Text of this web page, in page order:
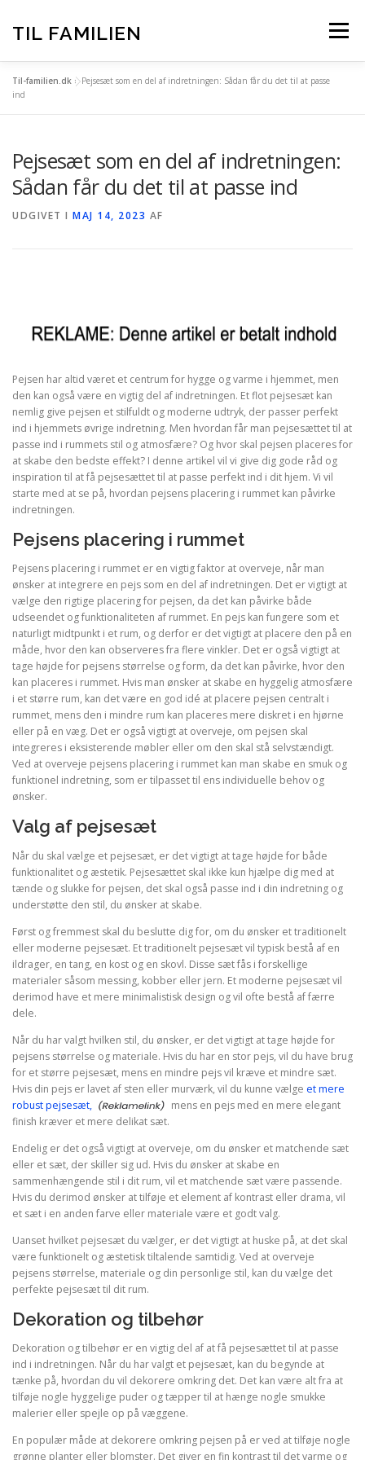
indhold
TIL FAMILIEN Menu
TIL-FAMILIEN.DK – BAG OM
Til-familien.dk »Pejsesæt som en del af indretningen: Sådan får du det til at passe
ind
Pejsesæt som en del af indretningen:
Sådan får du det til at passe ind
UDGIVET I MAJ 14, 2023 AF
Pejsen har altid været et centrum for hygge og varme i hjemmet, men
den kan også være en vigtig del af indretningen. Et flot pejsesæt kan
nemlig give pejsen et stilfuldt og moderne udtryk, der passer perfekt
ind i hjemmets øvrige indretning. Men hvordan får man pejsesættet til at
passe ind i rummets stil og atmosfære? Og hvor skal pejsen placeres for
at skabe den bedste effekt? I denne artikel vil vi give dig gode råd og
inspiration til at få pejsesættet til at passe perfekt ind i dit hjem. Vi vil
starte med at se på, hvordan pejsens placering i rummet kan påvirke
indretningen.
Pejsens placering i rummet
Pejsens placering i rummet er en vigtig faktor at overveje, når man
ønsker at integrere en pejs som en del af indretningen. Det er vigtigt at
vælge den rigtige placering for pejsen, da det kan påvirke både
udseendet og funktionaliteten af rummet. En pejs kan fungere som et
naturligt midtpunkt i et rum, og derfor er det vigtigt at placere den på en
måde, hvor den kan observeres fra flere vinkler. Det er også vigtigt at
tage højde for pejsens størrelse og form, da det kan påvirke, hvor den
kan placeres i rummet. Hvis man ønsker at skabe en hyggelig atmosfære
i et større rum, kan det være en god idé at placere pejsen centralt i
rummet, mens den i mindre rum kan placeres mere diskret i en hjørne
eller på en væg. Det er også vigtigt at overveje, om pejsen skal
integreres i eksisterende møbler eller om den skal stå selvstændigt.
Ved at overveje pejsens placering i rummet kan man skabe en smuk og
funktionel indretning, som er tilpasset til ens individuelle behov og
ønsker.
Valg af pejsesæt
Når du skal vælge et pejsesæt, er det vigtigt at tage højde for både
funktionalitet og æstetik. Pejsesættet skal ikke kun hjælpe dig med at
tænde og slukke for pejsen, det skal også passe ind i din indretning og
understøtte den stil, du ønsker at skabe.
Først og fremmest skal du beslutte dig for, om du ønsker et traditionelt
eller moderne pejsesæt. Et traditionelt pejsesæt vil typisk bestå af en
ildrager, en tang, en kost og en skovl. Disse sæt fås i forskellige
materialer såsom messing, kobber eller jern. Et moderne pejsesæt vil
derimod have et mere minimalistisk design og vil ofte bestå af færre
dele.
Når du har valgt hvilken stil, du ønsker, er det vigtigt at tage højde for
pejsens størrelse og materiale. Hvis du har en stor pejs, vil du have brug
for et større pejsesæt, mens en mindre pejs vil kræve et mindre sæt.
Hvis din pejs er lavet af sten eller murværk, vil du kunne vælge et mere
robust pejsesæt,
mens en pejs med en mere elegant
finish kræver et mere delikat sæt.
Endelig er det også vigtigt at overveje, om du ønsker et matchende sæt
eller et sæt, der skiller sig ud. Hvis du ønsker at skabe en
sammenhængende stil i dit rum, vil et matchende sæt være passende.
Hvis du derimod ønsker at tilføje et element af kontrast eller drama, vil
et sæt i en anden farve eller materiale være et godt valg.
Uanset hvilket pejsesæt du vælger, er det vigtigt at huske på, at det skal
være funktionelt og æstetisk tiltalende samtidig. Ved at overveje
pejsens størrelse, materiale og din personlige stil, kan du vælge det
perfekte pejsesæt til dit rum.
Dekoration og tilbehør
Dekoration og tilbehør er en vigtig del af at få pejsesættet til at passe
ind i indretningen. Når du har valgt et pejsesæt, kan du begynde at
tænke på, hvordan du vil dekorere omkring det. Det kan være alt fra at
tilføje nogle hyggelige puder og tæpper til at hænge nogle smukke
malerier eller spejle op på væggene.
En populær måde at dekorere omkring pejsen på er ved at tilføje nogle
grønne planter eller blomster. Det giver en fin kontrast til det varme og